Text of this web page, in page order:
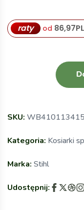
raty od 86,97
SKU: WB410113415
Kategoria: Kosiarki
Marka: Stihl
Udostępnij: